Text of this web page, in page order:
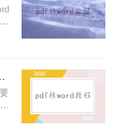
转换方法！